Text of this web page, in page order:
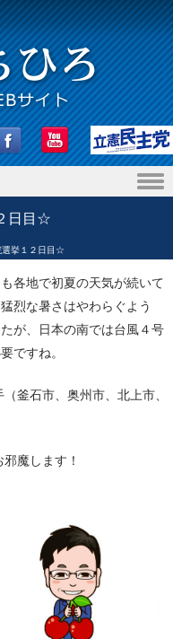
日目☆
挙１２日目☆
各地で初夏の天気が続いて
烈な暑さはやわらぐよう
が、日本の南では台風４号
ですね。
釜石市、奥州市、北上市、
魔します！